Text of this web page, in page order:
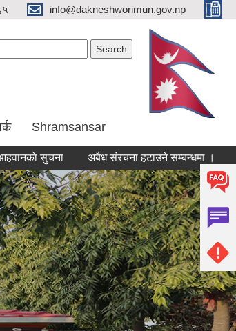
info@dakneshworimun.gov.np
Shramsansar
सुचना अबैध संरचना हटाउने सम्बन्धमा ।